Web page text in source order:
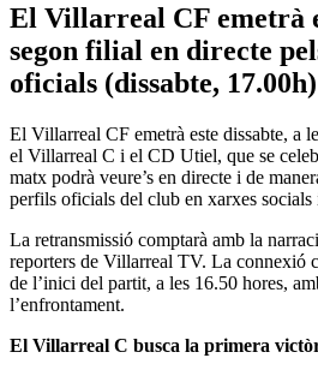
El Villarreal CF emetrà
segon filial en directe
oficials (dissabte, 17.00h)
El Villarreal CF emetrà este dissabte, a
el Villarreal C i el CD Utiel, que se
matx podrà veure’s en directe i de
perfils oficials del club en xarxes
La retransmissió comptarà amb la
reporters de Villarreal TV. La connexió
de l’inici del partit, a les 16.50 hores,
l’enfrontament.
El Villarreal C busca la primera